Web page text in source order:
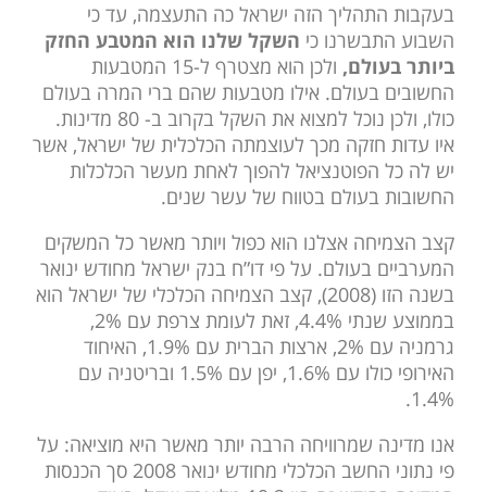
בעקבות התהליך הזה ישראל כה התעצמה, עד כי
השבוע התבשרנו כי השקל שלנו הוא המטבע החזק
ביותר בעולם,
ולכן הוא מצטרף ל-15 המטבעות
החשובים בעולם. אילו מטבעות שהם ברי המרה בעולם
כולו, ולכן נוכל למצוא את השקל בקרוב ב- 80 מדינות.
איו עדות חזקה מכך לעוצמתה הכלכלית של ישראל, אשר
יש לה כל הפוטנציאל להפוך לאחת מעשר הכלכלות
החשובות בעולם בטווח של עשר שנים.
קצב הצמיחה אצלנו הוא כפול ויותר מאשר כל המשקים
המערביים בעולם. על פי דו”ח בנק ישראל מחודש ינואר
בשנה הזו (2008), קצב הצמיחה הכלכלי של ישראל הוא
בממוצע שנתי 4.4%, זאת לעומת צרפת עם 2%,
גרמניה עם 2%, ארצות הברית עם 1.9%, האיחוד
האירופי כולו עם 1.6%, יפן עם 1.5% ובריטניה עם
1.4%.
אנו מדינה שמרוויחה הרבה יותר מאשר היא מוציאה: על
פי נתוני החשב הכלכלי מחודש ינואר 2008 סך הכנסות